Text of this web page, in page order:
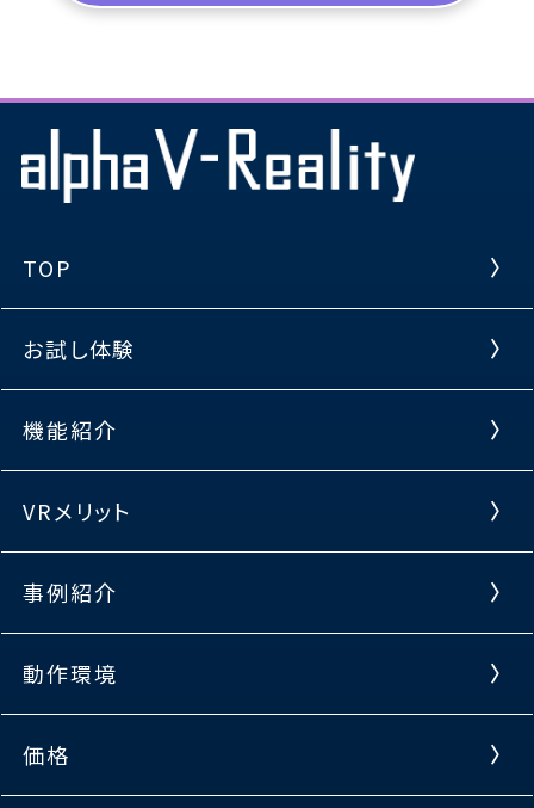
TOP
お試し体験
機能紹介
VRメリット
事例紹介
動作環境
価格